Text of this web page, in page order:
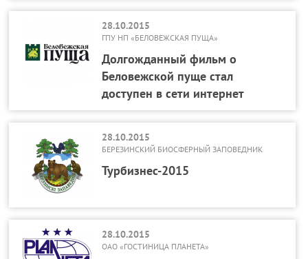
28.10.2015
ГПУ НП «БЕЛОВЕЖСКАЯ ПУЩА»
Долгожданный фильм о
Беловежской пуще стал
доступен в сети интернет
28.10.2015
БЕРЕЗИНСКИЙ БИОСФЕРНЫЙ ЗАПОВЕДНИК
Турбизнес-2015
28.10.2015
ОАО «ГОСТИНИЦА ПЛАНЕТА»